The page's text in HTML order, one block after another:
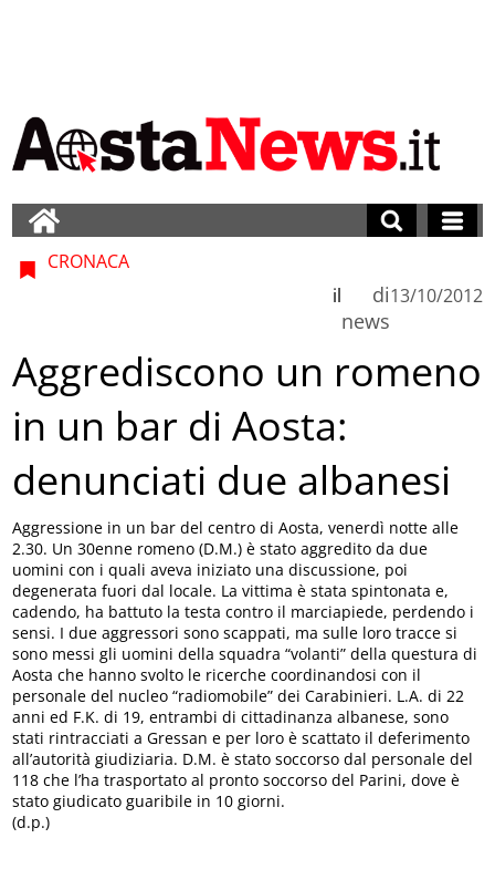
CRONACA
di
news
il 13/10/2012
Aggrediscono un romeno
in un bar di Aosta:
denunciati due albanesi
Aggressione in un bar del centro di Aosta, venerdì notte alle
2.30. Un 30enne romeno (D.M.) è stato aggredito da due
uomini con i quali aveva iniziato una discussione, poi
degenerata fuori dal locale. La vittima è stata spintonata e,
cadendo, ha battuto la testa contro il marciapiede, perdendo i
sensi. I due aggressori sono scappati, ma sulle loro tracce si
sono messi gli uomini della squadra “volanti” della questura di
Aosta che hanno svolto le ricerche coordinandosi con il
personale del nucleo “radiomobile” dei Carabinieri. L.A. di 22
anni ed F.K. di 19, entrambi di cittadinanza albanese, sono
stati rintracciati a Gressan e per loro è scattato il deferimento
all’autorità giudiziaria. D.M. è stato soccorso dal personale del
118 che l’ha trasportato al pronto soccorso del Parini, dove è
stato giudicato guaribile in 10 giorni.
(d.p.)